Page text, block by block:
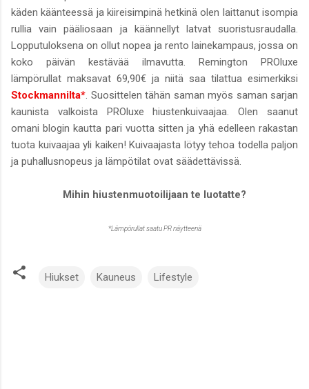
käden käänteessä ja kiireisimpinä hetkinä olen laittanut isompia
rullia vain pääliosaan ja käännellyt latvat suoristusraudalla.
Lopputuloksena on ollut nopea ja rento lainekampaus, jossa on
koko päivän kestävää ilmavutta. Remington PROluxe
lämpörullat maksavat 69,90€ ja niitä saa tilattua esimerkiksi
Stockmannilta*. Suosittelen tähän saman myös saman sarjan
kaunista valkoista PROluxe hiustenkuivaajaa. Olen saanut
omani blogin kautta pari vuotta sitten ja yhä edelleen rakastan
tuota kuivaajaa yli kaiken! Kuivaajasta lötyy tehoa todella paljon
ja puhallusnopeus ja lämpötilat ovat säädettävissä.
Mihin hiustenmuotoilijaan te luotatte?
*Lämpörullat saatu PR näytteenä
Hiukset Kauneus Lifestyle